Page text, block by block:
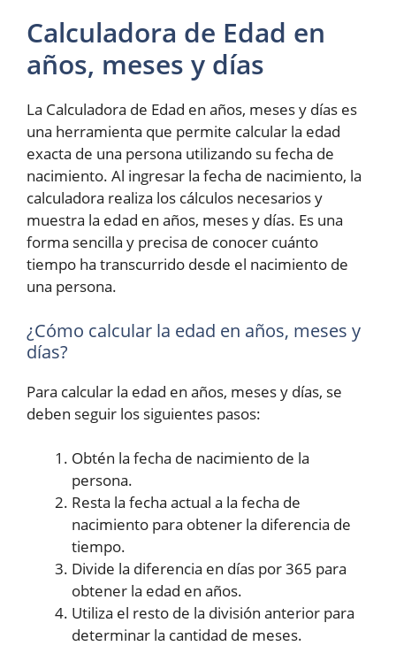
Calculadora de Edad en
años, meses y días
La Calculadora de Edad en años, meses y días es
una herramienta que permite calcular la edad
exacta de una persona utilizando su fecha de
nacimiento. Al ingresar la fecha de nacimiento, la
calculadora realiza los cálculos necesarios y
muestra la edad en años, meses y días. Es una
forma sencilla y precisa de conocer cuánto
tiempo ha transcurrido desde el nacimiento de
una persona.
¿Cómo calcular la edad en años, meses y
días?
Para calcular la edad en años, meses y días, se
deben seguir los siguientes pasos:
Obtén la fecha de nacimiento de la
persona.
Resta la fecha actual a la fecha de
nacimiento para obtener la diferencia de
tiempo.
Divide la diferencia en días por 365 para
obtener la edad en años.
Utiliza el resto de la división anterior para
determinar la cantidad de meses.